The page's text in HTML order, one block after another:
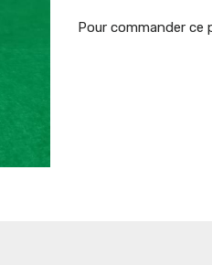
Pour commander